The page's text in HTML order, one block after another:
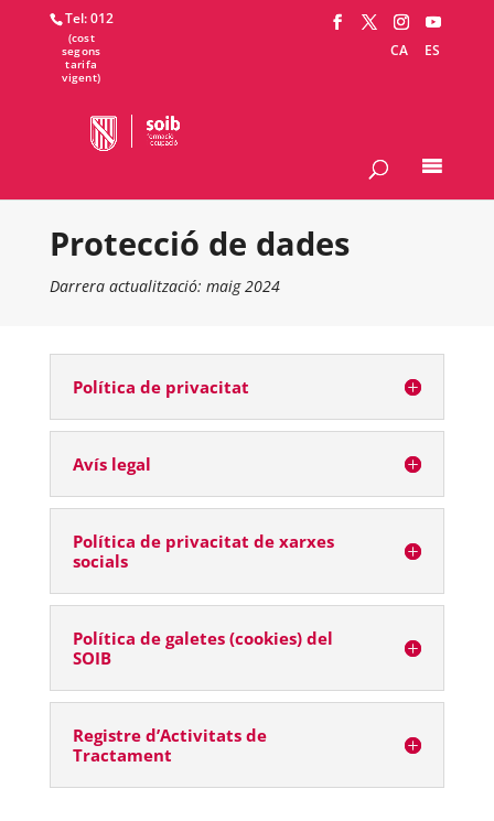
Tel: 012
CA
ES
Protecció de dades
Darrera actualització: maig 2024
Política de privacitat
Avís legal
Política de privacitat de xarxes
socials
Política de galetes (cookies) del
SOIB
Registre d’Activitats de
Tractament